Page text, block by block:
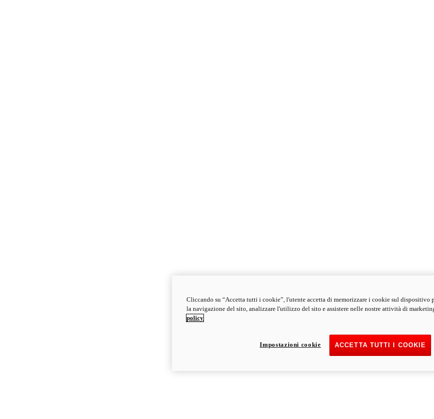
Cliccando su “Accetta tutti i cookie”, l'utente accetta di memorizzare i cookie sul dispositivo
la navigazione del sito, analizzare l'utilizzo del sito e assistere nelle nostre attività di
policy
ACCETTA TUTTI I COOKIE
Impostazioni cookie